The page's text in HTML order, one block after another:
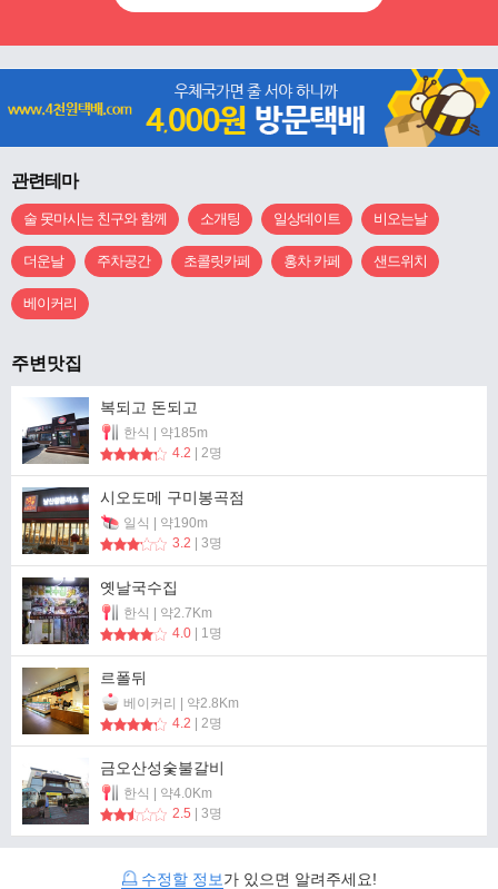
관련테마
술 못마시는 친구와 함께 소개팅 일상데이트 비오는날
더운날 주차공간 초콜릿카페 홍차 카페 샌드위치
베이커리
주변맛집
복되고 돈되고
한식 | 약185m
4.2 | 2명
시오도메 구미봉곡점
일식 | 약190m
3.2 | 3명
옛날국수집
한식 | 약2.7Km
4.0 | 1명
르폴뒤
베이커리 | 약2.8Km
4.2 | 2명
금오산성숯불갈비
한식 | 약4.0Km
2.5 | 3명
수정할 정보가 있으면 알려주세요!